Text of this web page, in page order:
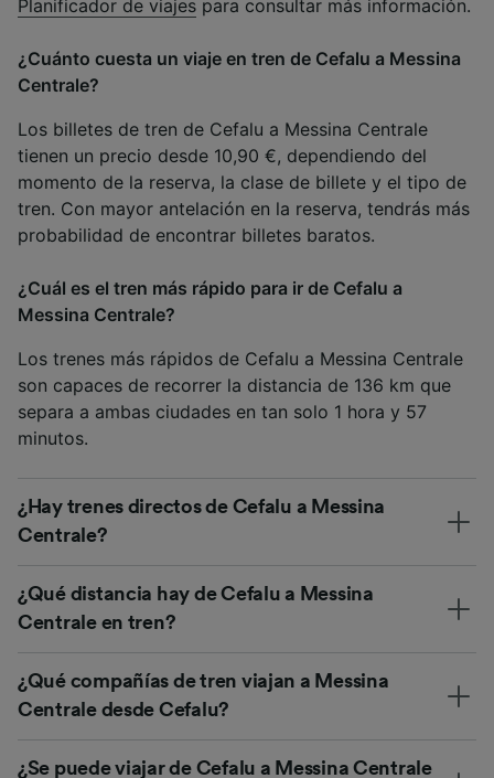
Planificador de viajes para consultar más información.
¿Cuánto cuesta un viaje en tren de Cefalu a Messina
Centrale?
Los billetes de tren de Cefalu a Messina Centrale
tienen un precio desde 10,90 €, dependiendo del
momento de la reserva, la clase de billete y el tipo de
tren. Con mayor antelación en la reserva, tendrás más
probabilidad de encontrar billetes baratos.
¿Cuál es el tren más rápido para ir de Cefalu a
Messina Centrale?
Los trenes más rápidos de Cefalu a Messina Centrale
son capaces de recorrer la distancia de 136 km que
separa a ambas ciudades en tan solo 1 hora y 57
minutos.
¿Hay trenes directos de Cefalu a Messina
Centrale?
¿Qué distancia hay de Cefalu a Messina
Centrale en tren?
¿Qué compañías de tren viajan a Messina
Centrale desde Cefalu?
¿Se puede viajar de Cefalu a Messina Centrale